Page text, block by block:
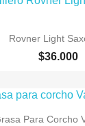
Rovner Light
$36.000
Para Corcho